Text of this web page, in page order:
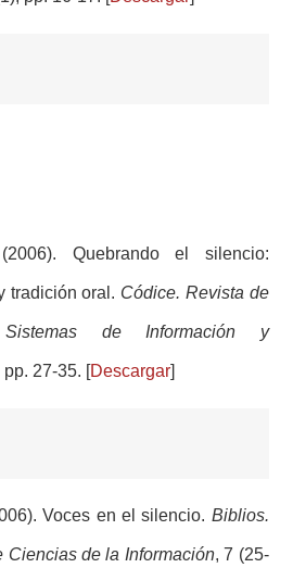
Quebrando el silencio:
tradición oral. Códice. Revista de
de Información y
pp. 27-35. [Descargar]
Voces en el silencio. Biblios.
Ciencias de la Información, 7 (25-